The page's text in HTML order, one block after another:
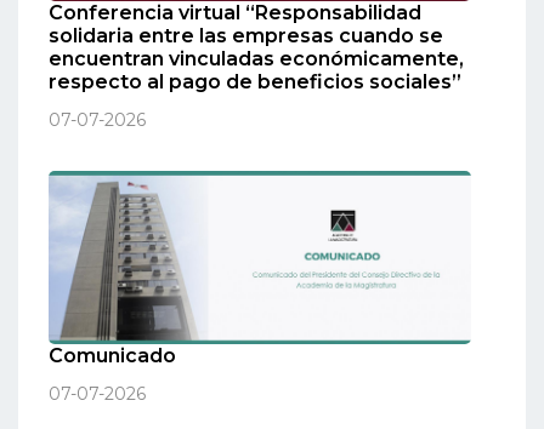
Conferencia virtual “Responsabilidad
solidaria entre las empresas cuando se
encuentran vinculadas económicamente,
respecto al pago de beneficios sociales”
07-07-2026
Comunicado
07-07-2026